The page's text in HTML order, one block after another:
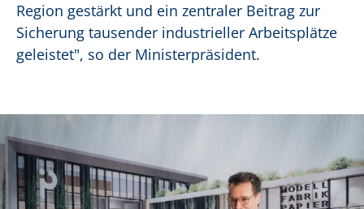
Region gestärkt und ein zentraler Beitrag zur
Sicherung tausender industrieller Arbeitsplätze
geleistet", so der Ministerpräsident.